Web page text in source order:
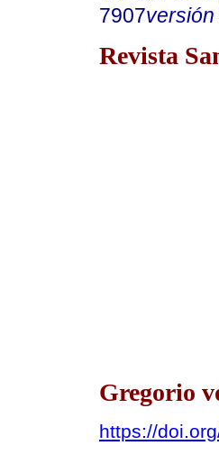
7907
Revista
Gregorio
https://